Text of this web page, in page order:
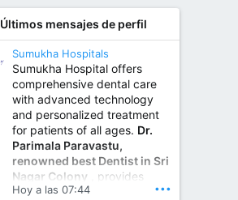
Últimos mensajes de perfil
Sumukha Hospitals
Sumukha Hospital offers
comprehensive dental care
with advanced technology
and personalized treatment
for patients of all ages. Dr.
Parimala Paravastu,
renowned best Dentist in Sri
Nagar Colony , provides
expert care for tooth pain,
Hoy a las 07:44 •••